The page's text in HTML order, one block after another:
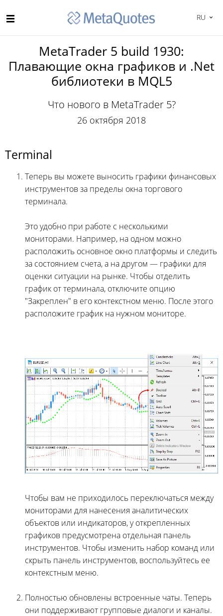
RU
MetaTrader 5 build 1930:
Плавающие окна графиков и .Net
библиотеки в MQL5
Что нового в MetaTrader 5?
26 октября 2018
Terminal
Теперь вы можете выносить графики финансовых
инструментов за пределы окна торгового
терминала.
Это удобно при работе с несколькими
мониторами. Например, на одном можно
расположить основное окно платформы и следить
за состоянием счета, а на другом — графики для
оценки ситуации на рынке. Чтобы отделить
график от терминала, отключите опцию
"Закреплен" в его контекстном меню. После этого
расположите график на нужном мониторе.
Чтобы вам не приходилось переключаться между
мониторами для нанесения аналитических
объектов или индикаторов, у открепленных
графиков предусмотрена отдельная панель
инструментов. Чтобы изменить набор команд или
скрыть панель инструментов, воспользуйтесь ее
контекстным меню.
Полностью обновлены встроенные чаты. Теперь
они поддерживают групповые диалоги и каналы.